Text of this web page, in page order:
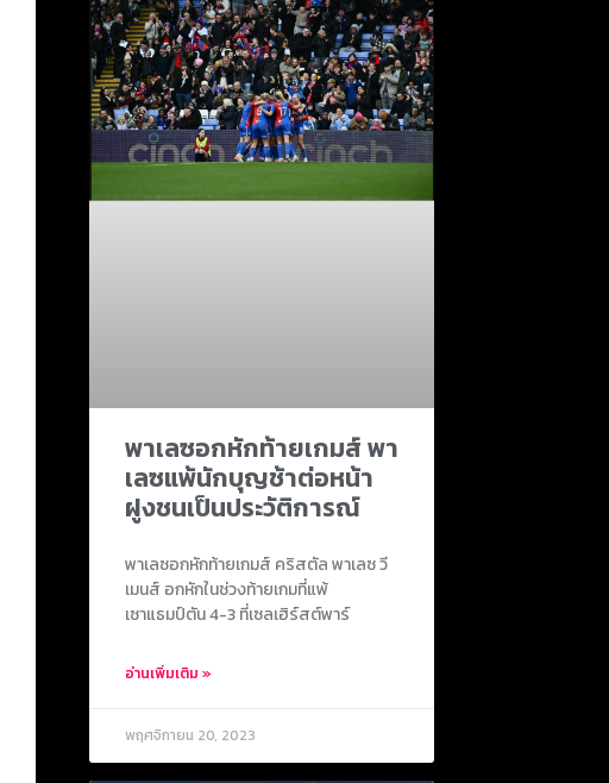
พาเลซอกหักท้ายเกมส์ พา
เลซแพ้นักบุญช้าต่อหน้า
ฝูงชนเป็นประวัติการณ์
พาเลซอกหักท้ายเกมส์ คริสตัล พาเลซ วี
เมนส์ อกหักในช่วงท้ายเกมที่แพ้
เซาแธมป์ตัน 4-3 ที่เซลเฮิร์สต์พาร์
อ่านเพิ่มเติม »
พฤศจิกายน 20, 2023